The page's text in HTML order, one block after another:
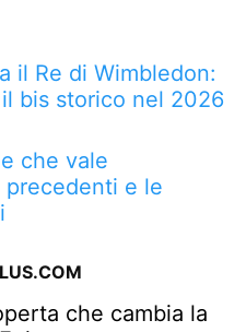
il Re di Wimbledon:
bis storico nel 2026
che vale
precedenti e le
che cambia la